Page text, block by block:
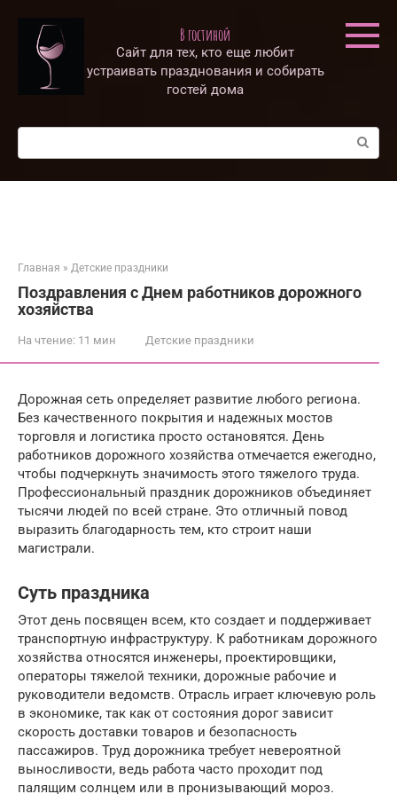
контенту
В гостиной
Сайт для тех, кто еще любит
устраивать празднования и собирать
гостей дома
Поиск:
Главная » Детские праздники
Поздравления с Днем работников дорожного
хозяйства
На чтение: 11 мин Детские праздники
Дорожная сеть определяет развитие любого региона.
Без качественного покрытия и надежных мостов
торговля и логистика просто остановятся. День
работников дорожного хозяйства отмечается ежегодно,
чтобы подчеркнуть значимость этого тяжелого труда.
Профессиональный праздник дорожников объединяет
тысячи людей по всей стране. Это отличный повод
выразить благодарность тем, кто строит наши
магистрали.
Суть праздника
Этот день посвящен всем, кто создает и поддерживает
транспортную инфраструктуру. К работникам дорожного
хозяйства относятся инженеры, проектировщики,
операторы тяжелой техники, дорожные рабочие и
руководители ведомств. Отрасль играет ключевую роль
в экономике, так как от состояния дорог зависит
скорость доставки товаров и безопасность
пассажиров. Труд дорожника требует невероятной
выносливости, ведь работа часто проходит под
палящим солнцем или в пронизывающий мороз.